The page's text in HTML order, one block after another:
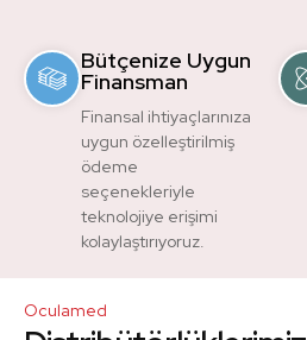
Bütçenize Uygun
Finansman
Finansal ihtiyaçlarınıza
uygun özelleştirilmiş
ödeme
seçenekleriyle
teknolojiye erişimi
kolaylaştırıyoruz.
Oculamed